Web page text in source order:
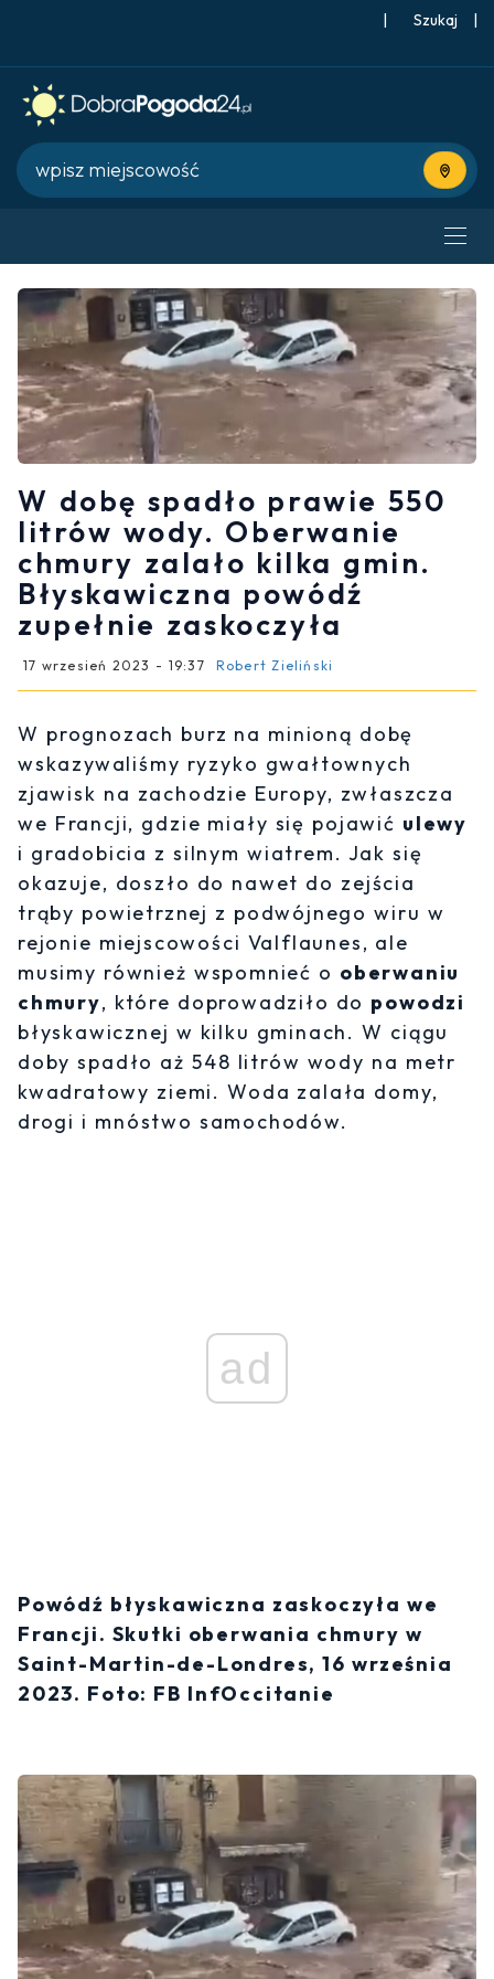
| |
Użyj
W dobę spadło prawie 550
litrów wody. Oberwanie
chmury zalało kilka gmin.
Błyskawiczna powódź
zupełnie zaskoczyła
17 wrzesień 2023 - 19:37 Robert Zieliński
W prognozach burz na minioną dobę
wskazywaliśmy ryzyko gwałtownych
zjawisk na zachodzie Europy, zwłaszcza
we Francji, gdzie miały się pojawić ulewy
i gradobicia z silnym wiatrem. Jak się
okazuje, doszło do nawet do zejścia
trąby powietrznej z podwójnego wiru w
rejonie miejscowości Valflaunes, ale
musimy również wspomnieć o oberwaniu
chmury, które doprowadziło do powodzi
błyskawicznej w kilku gminach. W ciągu
doby spadło aż 548 litrów wody na metr
kwadratowy ziemi. Woda zalała domy,
drogi i mnóstwo samochodów.
ad
Powódź błyskawiczna zaskoczyła we
Francji. Skutki oberwania chmury w
Saint-Martin-de-Londres, 16 września
2023. Foto: FB InfOccitanie